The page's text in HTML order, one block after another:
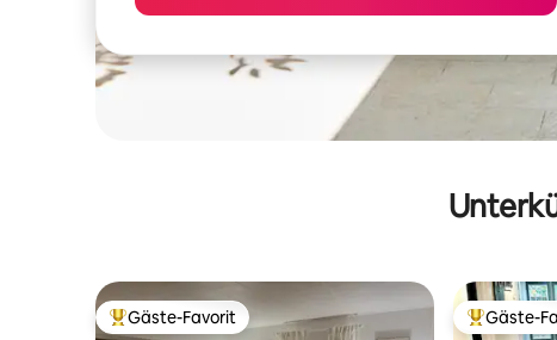
Beliebter Gäste-Favorit.
Gäste-Favorit Beliebter
Gäste-